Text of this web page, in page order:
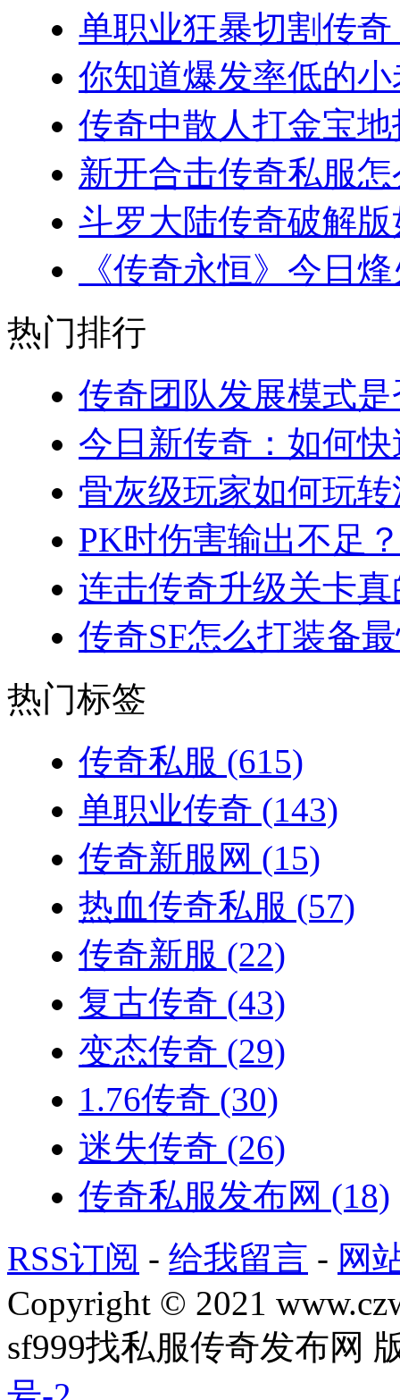
单职业狂暴切割传
你知道爆发率低的
传奇中散人打金宝地
新开合击传奇私服
斗罗大陆传奇破解
《传奇永恒》今日
热门排行
传奇团队发展模式
今日新传奇：如何
骨灰级玩家如何玩
PK时伤害输出不足
连击传奇升级关卡
传奇SF怎么打装备
热门标签
传奇私服 (615)
单职业传奇 (143)
传奇新服网 (15)
热血传奇私服 (57)
传奇新服 (22)
复古传奇 (43)
变态传奇 (29)
1.76传奇 (30)
迷失传奇 (26)
传奇私服发布网 (18)
RSS订阅 - 给我留言 - 网
Copyright © 2021
sf999找私服传奇发布网